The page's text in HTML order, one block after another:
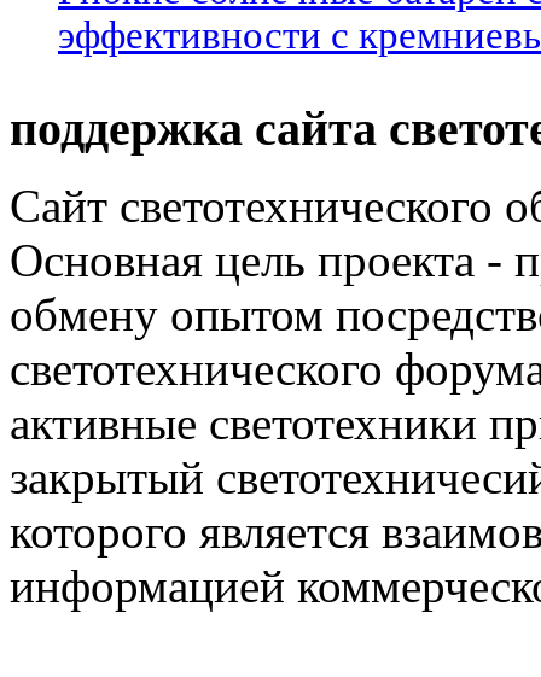
эффективности с
поддержка сайта
Сайт светотехнического
Основная цель проекта -
обмену опытом
светотехнического
активные светотехники
закрытый
которого является
информацией